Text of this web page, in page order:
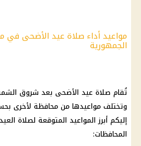
مواعيد أداء صلاة عيد الأضحى في
الجمهورية
تُقام صلاة عيد الأضحى بعد شروق
وتختلف مواعيدها من محافظة لأخرى
إليكم أبرز المواعيد المتوقعة لصلاة
المحافظات: